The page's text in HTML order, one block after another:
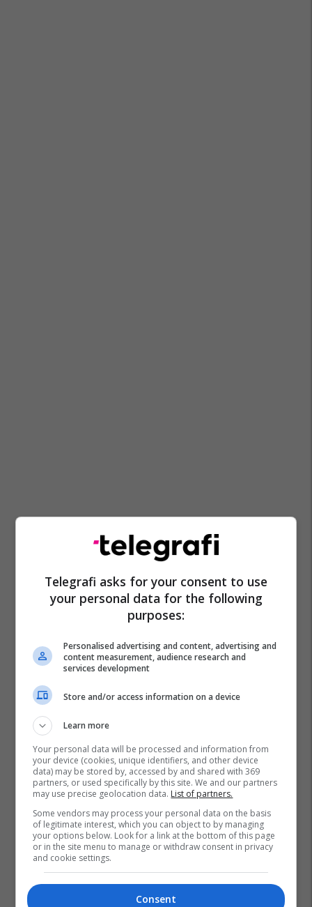
Sotir Caci
Telegrafi asks for your consent to use
your personal data for the following
purposes:
Personalised advertising and content, advertising and
content measurement, audience research and
services development
Store and/or access information on a device
Learn more
Your personal data will be processed and information from
your device (cookies, unique identifiers, and other device
data) may be stored by, accessed by and shared with 369
partners, or used specifically by this site. We and our partners
may use precise geolocation data. List of partners.
Some vendors may process your personal data on the basis
of legitimate interest, which you can object to by managing
your options below. Look for a link at the bottom of this page
or in the site menu to manage or withdraw consent in privacy
and cookie settings.
Consent